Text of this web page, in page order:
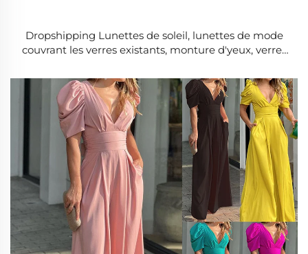
Dropshipping Lunettes de soleil, lunettes de mode
couvrant les verres existants, monture d'yeux, verres